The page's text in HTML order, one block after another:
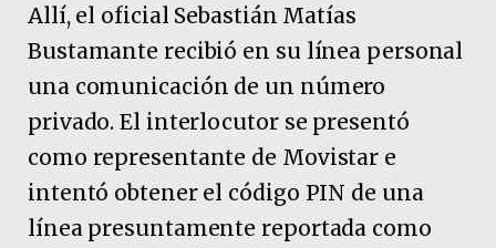
Allí, el oficial Sebastián Matías
Bustamante recibió en su línea personal
una comunicación de un número
privado. El interlocutor se presentó
como representante de Movistar e
intentó obtener el código PIN de una
línea presuntamente reportada como